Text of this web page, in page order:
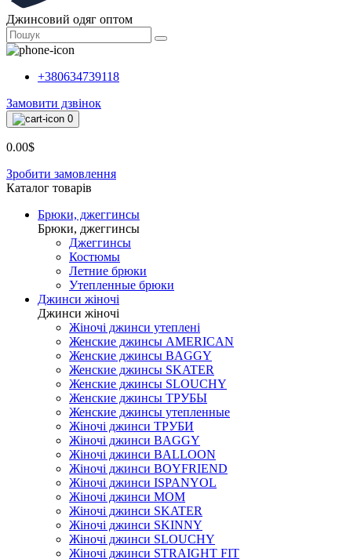
Джинсовий одяг оптом
+380634739118
Замовити дзвінок
0
0.00$
Зробити замовлення
Каталог товарiв
Брюки, джеггинсы
Брюки, джеггинсы
Джеггинсы
Костюмы
Летние брюки
Утепленные брюки
Джинси жіночі
Джинси жіночі
Жіночі джинси утеплені
Женские джинсы AMERICAN
Женские джинсы BAGGY
Женские джинсы SKATER
Женские джинсы SLOUCHY
Женские джинсы ТРУБЫ
Женские джинсы утепленные
Жіночі джинси ТРУБИ
Жіночі джинси BAGGY
Жіночі джинси BALLOON
Жіночі джинси BOYFRIEND
Жіночі джинси ISPANYOL
Жіночі джинси МОМ
Жіночі джинси SKATER
Жіночі джинси SKINNY
Жіночі джинси SLOUCHY
Жіночі джинси STRAIGHT FIT